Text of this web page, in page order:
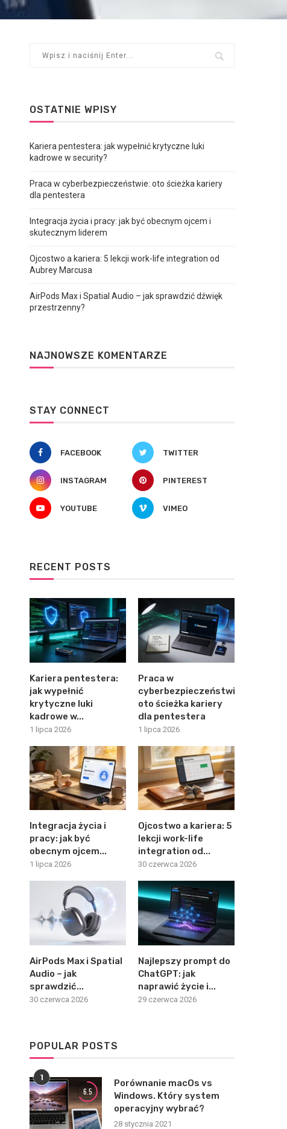
OSTATNIE WPISY
Kariera pentestera: jak wypełnić krytyczne luki
kadrowe w security?
Praca w cyberbezpieczeństwie: oto ścieżka kariery
dla pentestera
Integracja życia i pracy: jak być obecnym ojcem i
skutecznym liderem
Ojcostwo a kariera: 5 lekcji work-life integration od
Aubrey Marcusa
AirPods Max i Spatial Audio – jak sprawdzić dźwięk
przestrzenny?
NAJNOWSZE KOMENTARZE
STAY CONNECT
FACEBOOK TWITTER
INSTAGRAM PINTEREST
YOUTUBE VIMEO
RECENT POSTS
Kariera pentestera:
jak wypełnić
krytyczne luki
kadrowe w...
1 lipca 2026
Praca w
cyberbezpieczeństwie:
oto ścieżka kariery
dla pentestera
1 lipca 2026
Integracja życia i
pracy: jak być
obecnym ojcem...
1 lipca 2026
Ojcostwo a kariera: 5
lekcji work-life
integration od...
30 czerwca 2026
AirPods Max i Spatial
Audio – jak
sprawdzić...
30 czerwca 2026
Najlepszy prompt do
ChatGPT: jak
naprawić życie i...
29 czerwca 2026
POPULAR POSTS
1
6.5
Porównanie macOs vs
Windows. Który system
operacyjny wybrać?
28 stycznia 2021